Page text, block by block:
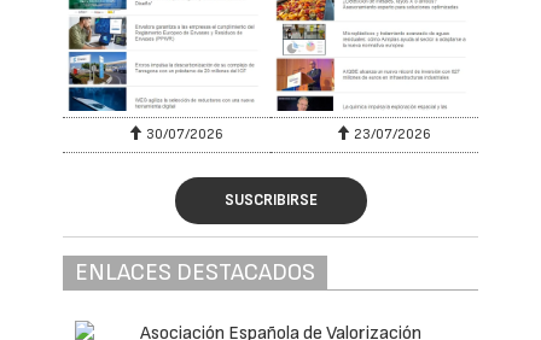
30/07/2026 23/07/2026
SUSCRIBIRSE
ENLACES DESTACADOS